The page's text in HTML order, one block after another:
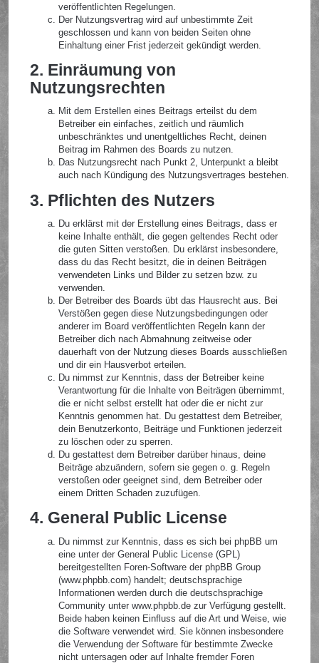
veröffentlichten Regelungen.
Der Nutzungsvertrag wird auf unbestimmte Zeit
geschlossen und kann von beiden Seiten ohne
Einhaltung einer Frist jederzeit gekündigt werden.
2. Einräumung von
Nutzungsrechten
Mit dem Erstellen eines Beitrags erteilst du dem
Betreiber ein einfaches, zeitlich und räumlich
unbeschränktes und unentgeltliches Recht, deinen
Beitrag im Rahmen des Boards zu nutzen.
Das Nutzungsrecht nach Punkt 2, Unterpunkt a bleibt
auch nach Kündigung des Nutzungsvertrages bestehen.
3. Pflichten des Nutzers
Du erklärst mit der Erstellung eines Beitrags, dass er
keine Inhalte enthält, die gegen geltendes Recht oder
die guten Sitten verstoßen. Du erklärst insbesondere,
dass du das Recht besitzt, die in deinen Beiträgen
verwendeten Links und Bilder zu setzen bzw. zu
verwenden.
Der Betreiber des Boards übt das Hausrecht aus. Bei
Verstößen gegen diese Nutzungsbedingungen oder
anderer im Board veröffentlichten Regeln kann der
Betreiber dich nach Abmahnung zeitweise oder
dauerhaft von der Nutzung dieses Boards ausschließen
und dir ein Hausverbot erteilen.
Du nimmst zur Kenntnis, dass der Betreiber keine
Verantwortung für die Inhalte von Beiträgen übernimmt,
die er nicht selbst erstellt hat oder die er nicht zur
Kenntnis genommen hat. Du gestattest dem Betreiber,
dein Benutzerkonto, Beiträge und Funktionen jederzeit
zu löschen oder zu sperren.
Du gestattest dem Betreiber darüber hinaus, deine
Beiträge abzuändern, sofern sie gegen o. g. Regeln
verstoßen oder geeignet sind, dem Betreiber oder
einem Dritten Schaden zuzufügen.
4. General Public License
Du nimmst zur Kenntnis, dass es sich bei phpBB um
eine unter der General Public License (GPL)
bereitgestellten Foren-Software der phpBB Group
(www.phpbb.com) handelt; deutschsprachige
Informationen werden durch die deutschsprachige
Community unter www.phpbb.de zur Verfügung gestellt.
Beide haben keinen Einfluss auf die Art und Weise, wie
die Software verwendet wird. Sie können insbesondere
die Verwendung der Software für bestimmte Zwecke
nicht untersagen oder auf Inhalte fremder Foren